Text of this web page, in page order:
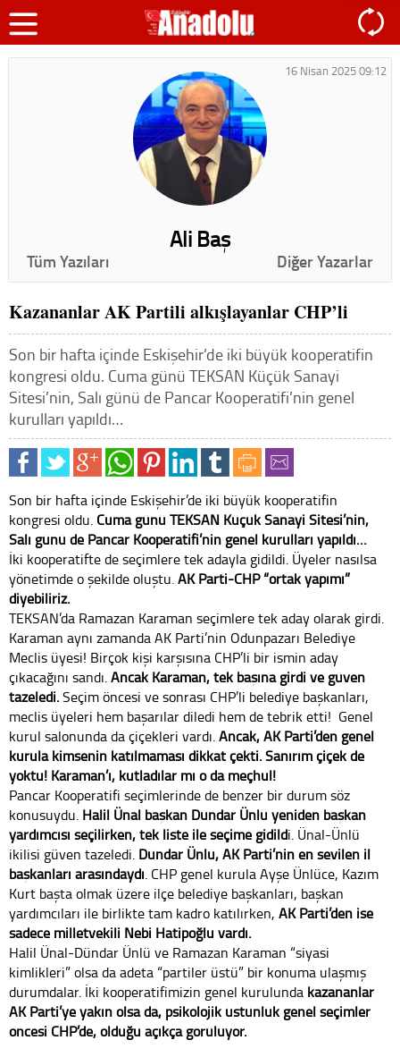
16 Nisan 2025 09:12
Ali Baş
Tüm Yazıları Diğer Yazarlar
Kazananlar AK Partili alkışlayanlar CHP’li
Son bir hafta içinde Eskişehir’de iki büyük kooperatifin
kongresi oldu. Cuma günü TEKSAN Küçük Sanayi
Sitesi’nin, Salı günü de Pancar Kooperatifi’nin genel
kurulları yapıldı…
Son bir hafta içinde Eskişehir’de iki büyük kooperatifin
kongresi oldu. Cuma günü TEKSAN Küçük Sanayi Sitesi’nin,
Salı günü de Pancar Kooperatifi’nin genel kurulları yapıldı…
İki kooperatifte de seçimlere tek adayla gidildi. Üyeler nasılsa
yönetimde o şekilde oluştu.AK Parti-CHP “ortak yapımı”
diyebiliriz.
TEKSAN’da Ramazan Karaman seçimlere tek aday olarak girdi.
Karaman aynı zamanda AK Parti’nin Odunpazarı Belediye
Meclis üyesi! Birçok kişi karşısına CHP’li bir ismin aday
çıkacağını sandı.Ancak Karaman, tek başına girdi ve güven
tazeledi.Seçim öncesi ve sonrası CHP’li belediye başkanları,
meclis üyeleri hem başarılar diledi hem de tebrik etti! Genel
kurul salonunda da çiçekleri vardı.Ancak, AK Parti’den genel
kurula kimsenin katılmaması dikkat çekti. Sanırım çiçek de
yoktu! Karaman’ı, kutladılar mı o da meçhul!
Pancar Kooperatifi seçimlerinde de benzer bir durum söz
konusuydu. Halil Ünal başkan Dündar Ünlü yeniden başkan
yardımcısı seçilirken, tek liste ile seçime gidildi. Ünal-Ünlü
ikilisi güven tazeledi. Dündar Ünlü, AK Parti’nin en sevilen il
başkanları arasındaydı. CHP genel kurula Ayşe Ünlüce, Kazım
Kurt başta olmak üzere ilçe belediye başkanları, başkan
yardımcıları ile birlikte tam kadro katılırken, AK Parti’den ise
sadece milletvekili Nebi Hatipoğlu vardı.
Halil Ünal-Dündar Ünlü ve Ramazan Karaman “siyasi
kimlikleri” olsa da adeta “partiler üstü” bir konuma ulaşmış
durumdalar. İki kooperatifimizin genel kurulunda kazananlar
AK Parti’ye yakın olsa da, psikolojik üstünlük genel seçimler
öncesi CHP’de, olduğu açıkça görülüyor.